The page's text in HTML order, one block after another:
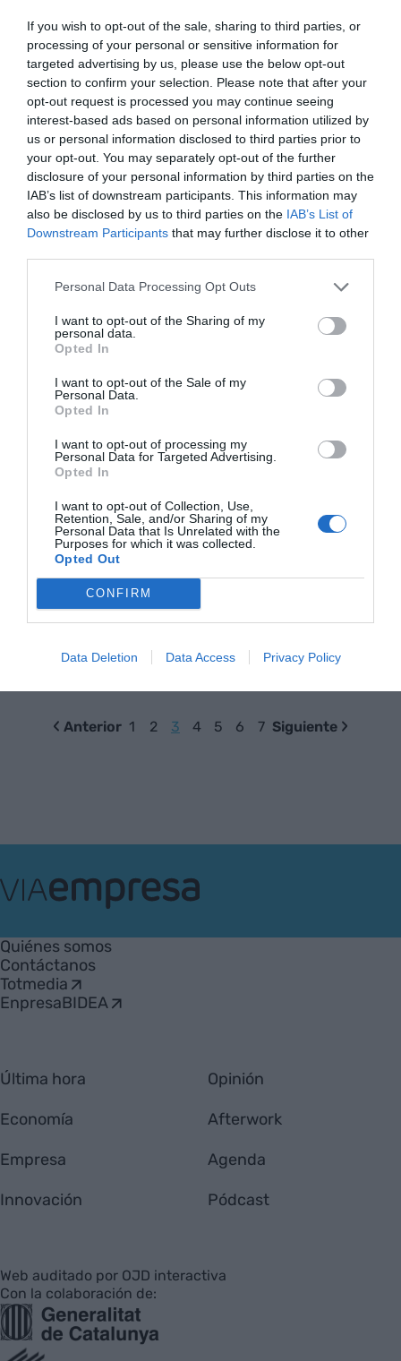
If you wish to opt-out of the sale, sharing to third parties, or
processing of your personal or sensitive information for
targeted advertising by us, please use the below opt-out
section to confirm your selection. Please note that after your
opt-out request is processed you may continue seeing
interest-based ads based on personal information utilized by
us or personal information disclosed to third parties prior to
your opt-out. You may separately opt-out of the further
disclosure of your personal information by third parties on the
IAB’s list of downstream participants. This information may
also be disclosed by us to third parties on the IAB’s List of
Downstream Participants that may further disclose it to other
Personal Data Processing Opt Outs
I want to opt-out of the Sharing of my
personal data.
Opted In
I want to opt-out of the Sale of my
Personal Data.
Opted In
I want to opt-out of processing my
Personal Data for Targeted Advertising.
Opted In
I want to opt-out of Collection, Use,
Retention, Sale, and/or Sharing of my
Personal Data that Is Unrelated with the
Purposes for which it was collected.
Opted Out
CONFIRM
Data Deletion Data Access Privacy Policy
LA OPINIÓN
'Femvertising' o
'feminiwashing': ¿hasta
cuando las falsas
banderas?
17 de abril de 2024
RAT GASOL
LA OPINIÓN
Déjà vu
27 de marzo de 2024
LA OPINIÓN
La soledad no deseada:
estrategias contra la
soledad
20 de marzo de 2024
RAT GASOL
LA OPINIÓN
Del FOMO al JOMO, del todo
al nada
13 de marzo de 2024
RAT GASOL
Anterior 1 2 3 4 5 6 7 Siguiente
Empresa
Quiénes somos
Contáctanos
Totmedia
EnpresaBIDEA
Última hora
Economía
Empresa
Innovación
Opinión
Afterwork
Agenda
Pódcast
Web auditado por OJD interactiva
Con la colaboración de: